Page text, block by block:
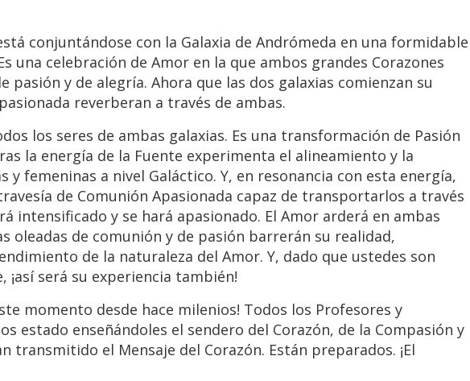
conjuntándose con la Galaxia de Andrómeda en una formidable
una celebración de Amor en la que ambos grandes Corazones
y de alegría. Ahora que las dos galaxias comienzan su
reverberan a través de ambas.
los seres de ambas galaxias. Es una transformación de Pasión
la energía de la Fuente experimenta el alineamiento y la
y femeninas a nivel Galáctico. Y, en resonancia con esta energía,
de Comunión Apasionada capaz de transportarlos a través
intensificado y se hará apasionado. El Amor arderá en ambas
oleadas de comunión y de pasión barrerán su realidad,
de la naturaleza del Amor. Y, dado que ustedes son
¡así será su experiencia también!
momento desde hace milenios! Todos los Profesores y
estado enseñándoles el sendero del Corazón, de la Compasión y
transmitido el Mensaje del Corazón. Están preparados. ¡El